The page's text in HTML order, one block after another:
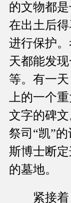
的文物都
在出土后
进行保护
天都能发
等。有一
上的一个
文字的碑
祭司“凯”
斯博士断
的墓地。
紧接着